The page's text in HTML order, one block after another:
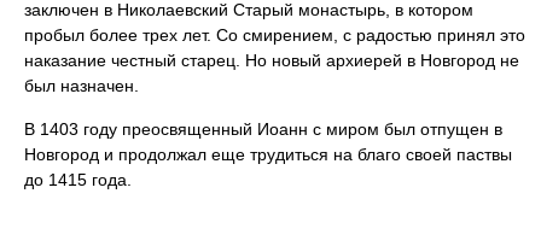
заключен в Николаевский Старый монастырь, в котором
пробыл более трех лет. Со смирением, с радостью принял это
наказание честный старец. Но новый архиерей в Новгород не
был назначен.
В 1403 году преосвященный Иоанн с миром был отпущен в
Новгород и продолжал еще трудиться на благо своей паствы
до 1415 года.